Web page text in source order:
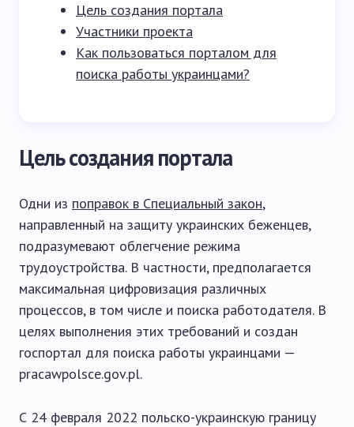
Цель создания портала
Участники проекта
Как пользоваться порталом для
поиска работы украинцами?
Цель создания портала
Одни из поправок в Специальный закон,
направленный на защиту украинских беженцев,
подразумевают облегчение режима
трудоустройства. В частности, предполагается
максимальная цифровизация различных
процессов, в том числе и поиска работодателя. В
целях выполнения этих требований и создан
госпортал для поиска работы украинцами —
pracawpolsce.gov.pl.
С 24 февраля 2022 польско-украинскую границу